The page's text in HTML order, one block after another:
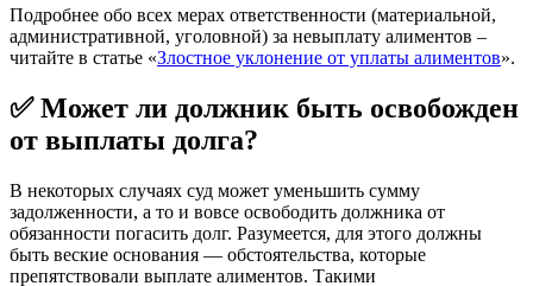
Подробнее обо всех мерах ответственности (материальной,
административной, уголовной) за невыплату алиментов –
читайте в статье «Злостное уклонение от уплаты алиментов».
✅ Может ли должник быть освобожден
от выплаты долга?
В некоторых случаях суд может уменьшить сумму
задолженности, а то и вовсе освободить должника от
обязанности погасить долг. Разумеется, для этого должны
быть веские основания — обстоятельства, которые
препятствовали выплате алиментов. Такими